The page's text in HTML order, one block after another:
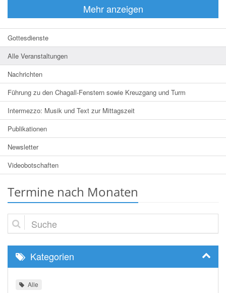
Mehr anzeigen
Gottesdienste
Alle Veranstaltungen
Nachrichten
Führung zu den Chagall-Fenstern sowie Kreuzgang und Turm
Intermezzo: Musik und Text zur Mittagszeit
Publikationen
Newsletter
Videobotschaften
Termine nach Monaten
Suche
Kategorien
Alle